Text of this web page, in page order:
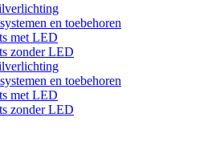
en toebehoren
met LED
zonder LED
en toebehoren
met LED
zonder LED